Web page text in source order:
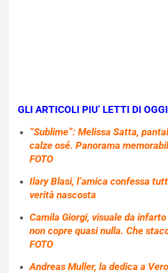
GLI ARTICOLI PIU’ LETTI DI
“Sublime”: Melissa Satta,
calze osé. Panorama
FOTO
Ilary Blasi, l’amica confessa
verità nascosta
Camila Giorgi, visuale da
non copre quasi nulla. Che
FOTO
Andreas Muller, la dedica a